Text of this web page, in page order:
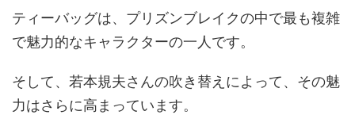
ティーバッグは、プリズンブレイクの中で最も複雑
で魅力的なキャラクターの一人です。
そして、若本規夫さんの吹き替えによって、その魅
力はさらに高まっています。